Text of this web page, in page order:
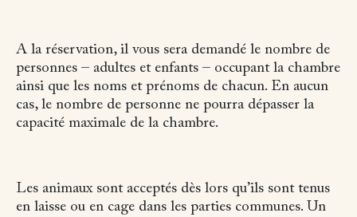
A la réservation, il vous sera demandé le nombre de
personnes – adultes et enfants – occupant la chambre
ainsi que les noms et prénoms de chacun. En aucun
cas, le nombre de personne ne pourra dépasser la
capacité maximale de la chambre.
Les animaux sont acceptés dès lors qu’ils sont tenus
en laisse ou en cage dans les parties communes. Un